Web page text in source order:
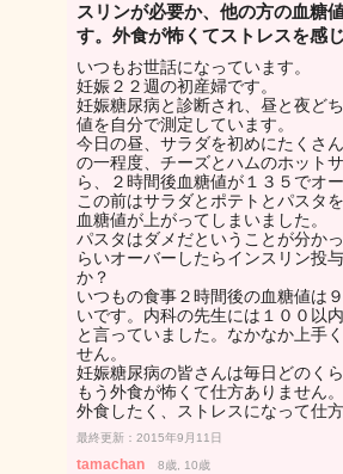
スリンが必要か、他の方の血糖
す。外食が怖くてストレスを感じ
いつもお世話になっています。
妊娠２２週の初産婦です。
妊娠糖尿病と診断され、昼と夜ど
値を自分で測定しています。
今日の昼、サラダを初めにたくさ
の一程度、チーズとハムのホット
ら、２時間後血糖値が１３５でオ
この前はサラダとポテトとパスタ
血糖値が上がってしまいました。
パスタはダメだということが分か
らいオーバーしたらインスリン投
か？
いつもの食事２時間後の血糖値は
いです。内科の先生には１００以
と言っていました。なかなか上手
せん。
妊娠糖尿病の皆さんは毎日どのく
もう外食が怖くて仕方ありません
外食したく、ストレスになって仕
最終更新：2015年9月11日
tamachan 8歳, 10歳